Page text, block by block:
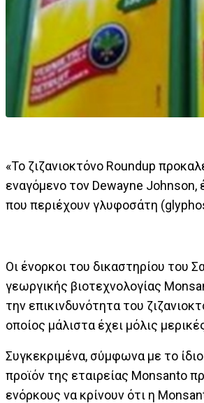
«Το ζιζανιοκτόνο Roundup
εναγόμενο τον Dewayne Johnson,
που περιέχουν γλυφοσάτη
Οι ένορκοι του δικαστηρίου του
γεωργικής βιοτεχνολογίας
την επικινδυνότητα του
οποίος μάλιστα έχει μόλις
Συγκεκριμένα, σύμφωνα με το
προϊόν της εταιρείας Monsanto
ενόρκους να κρίνουν ότι η